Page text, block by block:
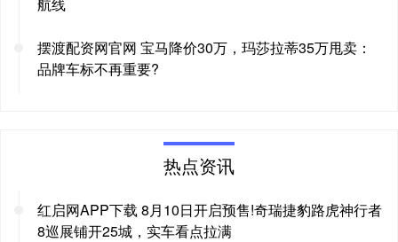
摆渡配资网官网 宝马降价30万，玛莎拉蒂35万甩卖：
品牌车标不再重要?
热点资讯
红启网APP下载 8月10日开启预售!奇瑞捷豹路虎神行者
8巡展铺开25城，实车看点拉满